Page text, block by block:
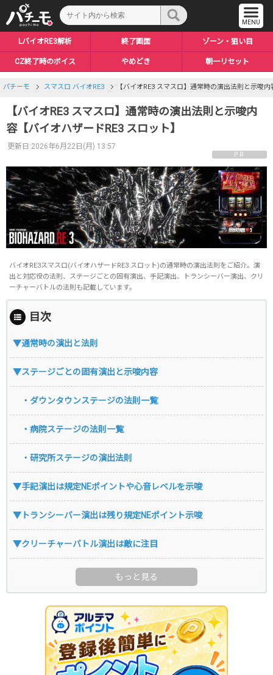
LバイオRE3解析 終了画面 ゾーン・狙い目
CZ終了時のボイス やめどき 朝一リセット
設定差まとめ 裏ボタン
NEポイント 通常時の演出
前兆ステージ CZネメシスバトル
パンデミックチャンス AT解析
インフェルノチャンス エンディング
ロングフリーズ ミッション
パチーモ スマスロ バイオRE3 【バイオRE3 スマスロ】通常時の演出法則と示唆
【バイオRE3 スマスロ】通常時の演出法則と示唆内
容【バイオハザードRE3 スロット】
更新日:2026年6月22日(月) 13:57
PR
バイオRE3スマスロ(バイオハザードRE3 スロット)の通常時の演出法則をご紹介。演
出と対応役の法則、ステージごとの固有演出、手記演出、トランシーバー演出、クリ
ーチャーバトルの法則も記載しています。
目次
▼通常時の演出と法則
▼ステージごとの固有演出と示唆内容
・ダウンタウンステージの法則一覧
・病院ステージの法則一覧
・研究所ステージの演出法則
▼手記演出は規定NEポイントや心音レベルを示唆
▼トランシーバー演出は残り規定NEポイント示唆
▼クリーチャーバトル演出は敵に注目